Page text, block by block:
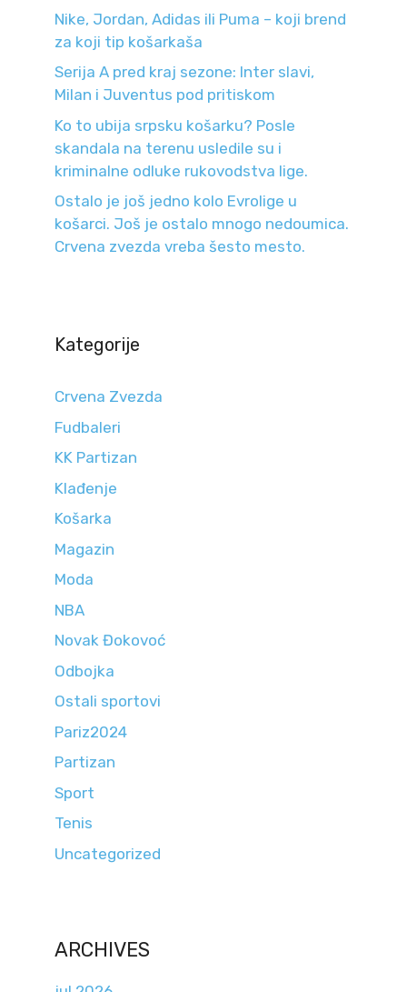
Nike, Jordan, Adidas ili Puma – koji brend
za koji tip košarkaša
Serija A pred kraj sezone: Inter slavi,
Milan i Juventus pod pritiskom
Ko to ubija srpsku košarku? Posle
skandala na terenu usledile su i
kriminalne odluke rukovodstva lige.
Ostalo je još jedno kolo Evrolige u
košarci. Još je ostalo mnogo nedoumica.
Crvena zvezda vreba šesto mesto.
Kategorije
Crvena Zvezda
Fudbaleri
KK Partizan
Klađenje
Košarka
Magazin
Moda
NBA
Novak Đokovoć
Odbojka
Ostali sportovi
Pariz2024
Partizan
Sport
Tenis
Uncategorized
ARCHIVES